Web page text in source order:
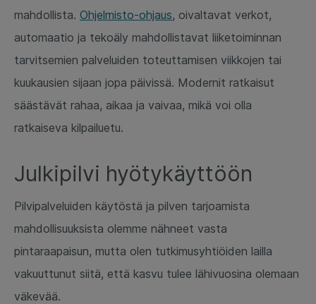
mahdollista. Ohjelmisto-ohjaus, oivaltavat verkot,
automaatio ja tekoäly mahdollistavat liiketoiminnan
tarvitsemien palveluiden toteuttamisen viikkojen tai
kuukausien sijaan jopa päivissä. Modernit ratkaisut
säästävät rahaa, aikaa ja vaivaa, mikä voi olla
ratkaiseva kilpailuetu.
Julkipilvi hyötykäyttöön
Pilvipalveluiden käytöstä ja pilven tarjoamista
mahdollisuuksista olemme nähneet vasta
pintaraapaisun, mutta olen tutkimusyhtiöiden lailla
vakuuttunut siitä, että kasvu tulee lähivuosina olemaan
väkevää.